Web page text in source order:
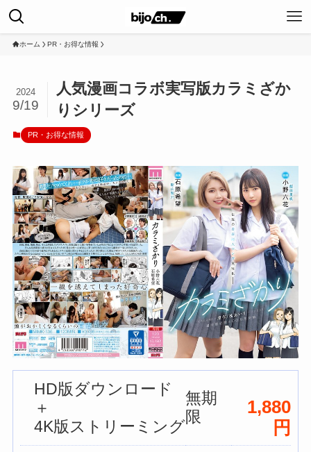
ホーム PR・お得な情報
人気漫画コラボ実写版カラミざか
りシリーズ
2024
9/19
PR・お得な情報
HD版ダウンロード
＋
4K版ストリーミング
無期
限
1,880
円